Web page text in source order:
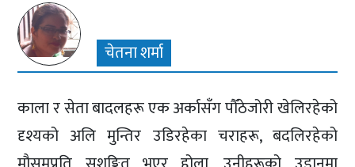
चेतना शर्मा
काला र सेता बादलहरू एक अर्कासँग पौँठेजोरी खेलिरहेको
दृश्यको अलि मुन्तिर उडिरहेका चराहरू, बदलिरहेको